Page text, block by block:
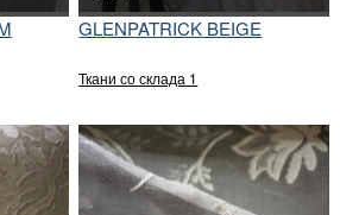
GLENPATRICK BEIGE
Ткани со склада 1